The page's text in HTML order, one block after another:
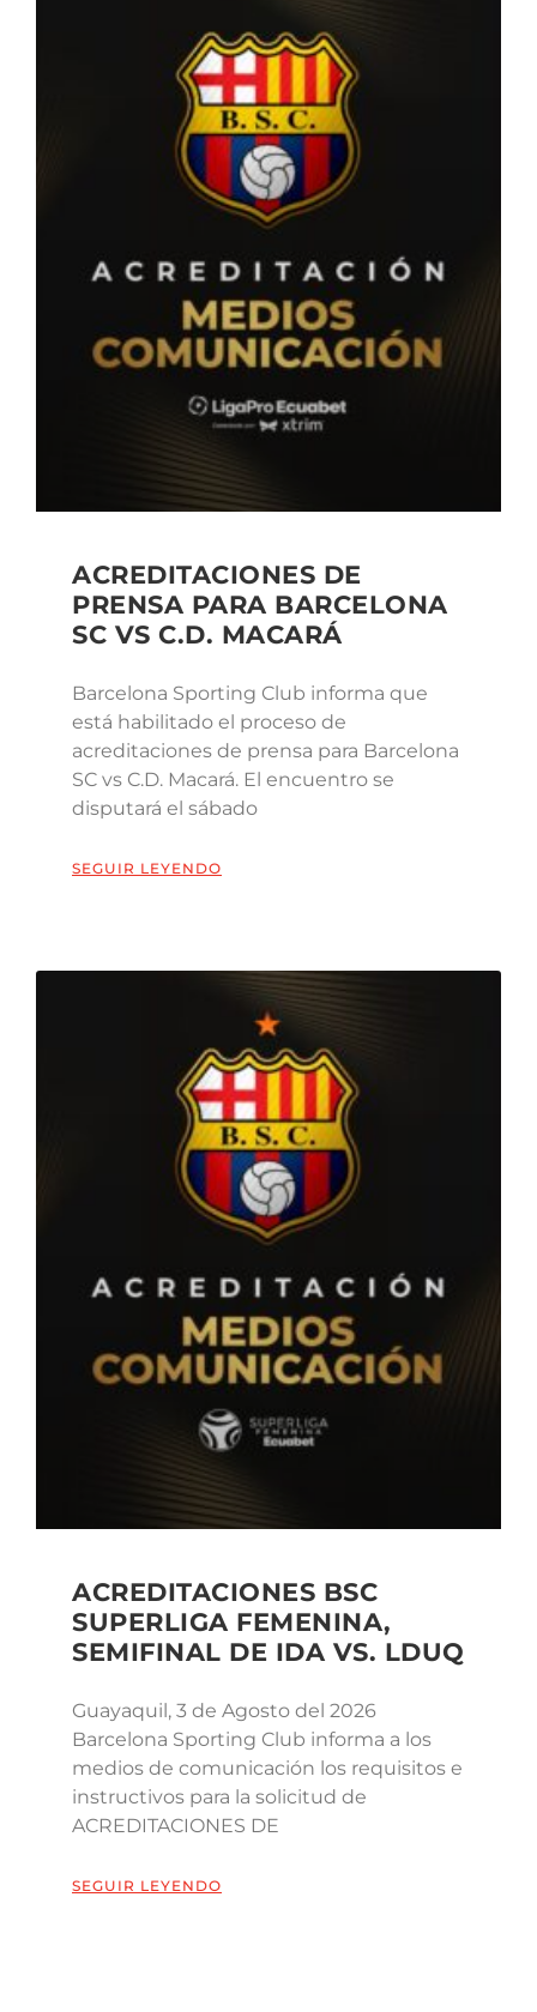
ACREDITACIONES DE
PRENSA PARA BARCELONA
SC VS C.D. MACARÁ
Barcelona Sporting Club informa que
está habilitado el proceso de
acreditaciones de prensa para Barcelona
SC vs C.D. Macará. El encuentro se
disputará el sábado
SEGUIR LEYENDO
ACREDITACIONES BSC
SUPERLIGA FEMENINA,
SEMIFINAL DE IDA VS. LDUQ
Guayaquil, 3 de Agosto del 2026
Barcelona Sporting Club informa a los
medios de comunicación los requisitos e
instructivos para la solicitud de
ACREDITACIONES DE
SEGUIR LEYENDO